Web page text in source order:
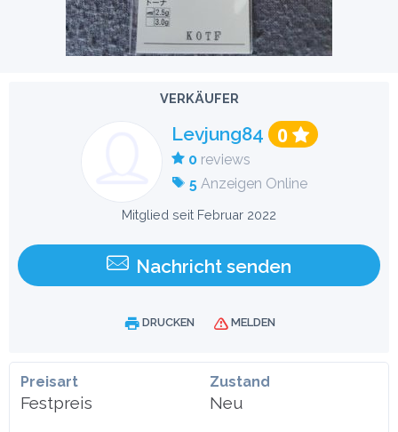
VERKÄUFER
Levjung84 0
0reviews
5Anzeigen Online
Mitglied seit Februar 2022
Nachricht senden
DRUCKEN MELDEN
Preisart
Festpreis
Zustand
Neu